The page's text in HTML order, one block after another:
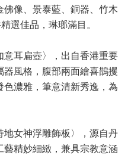
像、景泰藍、銅器、竹木
選佳品，琳瑯滿目。
耳扁壺〉，出自香港重要
風格，腹部兩面繪喜鵲攫
濃雅，筆意清新秀逸，為
地女神浮雕飾板〉，源自丹
精妙細緻，兼具宗教意涵